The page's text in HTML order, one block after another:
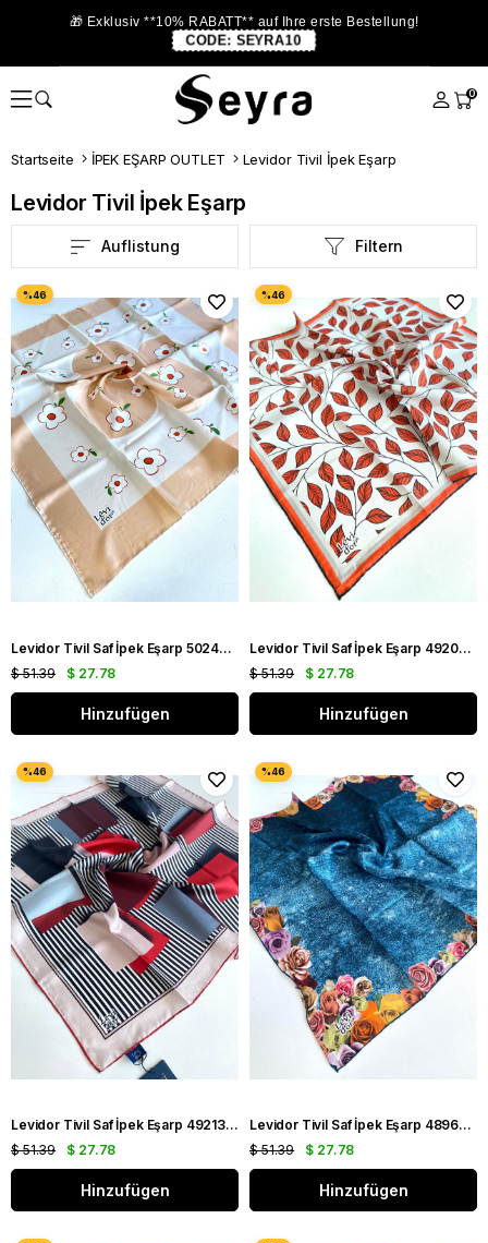
🎁 Exklusiv **10% RABATT** auf Ihre erste Bestellung!
CODE: SEYRA10
0
Startseite İPEK EŞARP OUTLET Levidor Tivil İpek Eşarp
Levidor Tivil İpek Eşarp
Filtern
Auflistung
Levidor Tivil Saf İpek Eşarp 50240 Somon Karışık Desen
$ 27.78
$ 51.39
Hinzufügen
Levidor Tivil Saf İpek Eşarp 49206 Turuncu - Krem Karışık Desen
$ 27.78
$ 51.39
Hinzufügen
Levidor Tivil Saf İpek Eşarp 49213 Pudra Karışık Desen
$ 27.78
$ 51.39
Hinzufügen
Levidor Tivil Saf İpek Eşarp 48966 Mavi Karışık Desen
$ 27.78
$ 51.39
Hinzufügen